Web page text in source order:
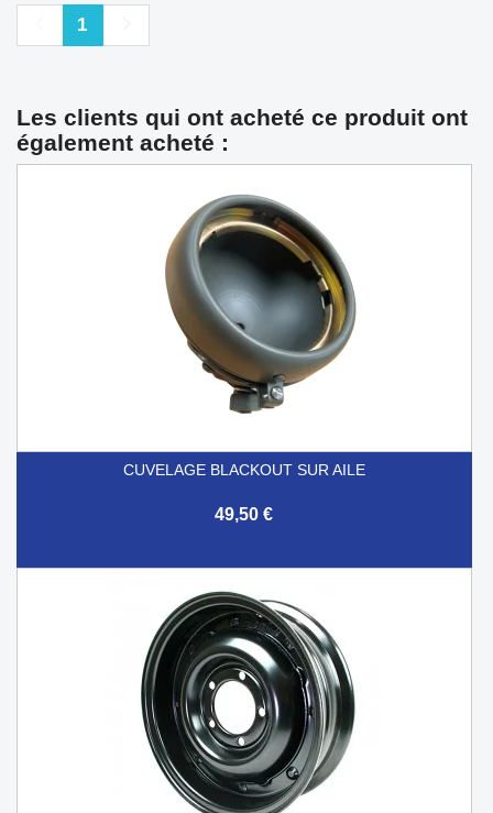
Précédent
1
Les clients qui ont acheté ce produit ont
également acheté :
CUVELAGE BLACKOUT SUR AILE
49,50 €